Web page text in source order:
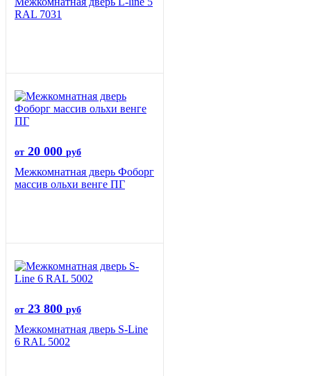
RAL 7031
от 20 000 руб
Межкомнатная дверь Фоборг
массив ольхи венге ПГ
от 23 800 руб
Межкомнатная дверь S-Line
6 RAL 5002